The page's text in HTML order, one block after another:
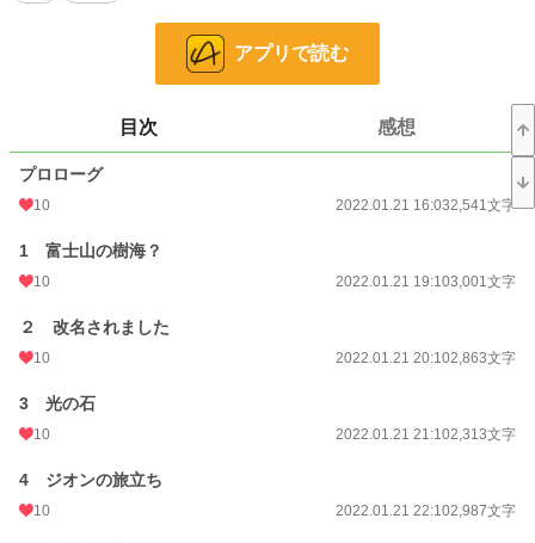
ては薄いので常にキスをしないといけない。もっと濃厚な燃料を望むゴーレム
は、燃料の受け取り方を次第にエスカレートさせていき、ルーチェに対する異常
228,607 位 / 228,607 件
恋愛
お気に入り
24h.ポイント 0 pt
更新日時 2022.02.25 22:02
月間ポイント
アプリで読む
目次 感想
プロローグ
10 2022.01.21 16:032,541文字
1 富士山の樹海？
10 2022.01.21 19:103,001文字
２ 改名されました
10 2022.01.21 20:102,863文字
3 光の石
10 2022.01.21 21:102,313文字
4 ジオンの旅立ち
10 2022.01.21 22:102,987文字